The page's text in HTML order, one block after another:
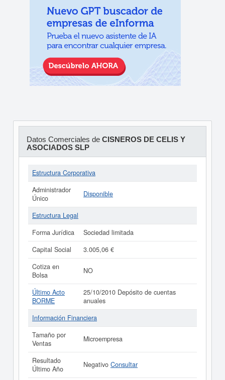
Datos Comerciales de CISNEROS DE CELIS Y
ASOCIADOS SLP
Estructura Corporativa
Administrador
Único
Disponible
Estructura Legal
Forma Jurídica
Sociedad limitada
Capital Social
3.005,06 €
Cotiza en
Bolsa
NO
Último Acto
BORME
25/10/2010 Depósito de cuentas
anuales
Información Financiera
Tamaño por
Ventas
Microempresa
Resultado
Último Año
Negativo Consultar